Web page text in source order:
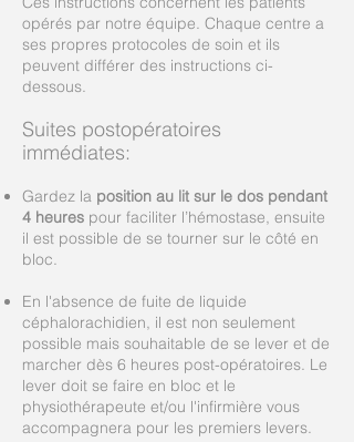
opérés par notre équipe. Chaque centre a
ses propres protocoles de soin et ils
peuvent différer des instructions ci-
dessous.
Suites postopératoires
immédiates:
Gardez la position au lit sur le dos pendant
4 heures pour faciliter l’hémostase, ensuite
il est possible de se tourner sur le côté en
bloc.
En l'absence de fuite de liquide
céphalorachidien, il est non seulement
possible mais souhaitable de se lever et de
marcher dès 6 heures post-opératoires. Le
lever doit se faire en bloc et le
physiothérapeute et/ou l'infirmière vous
accompagnera pour les premiers levers.